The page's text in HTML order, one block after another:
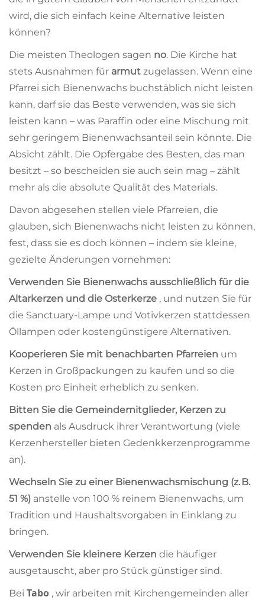
wird, die sich einfach keine Alternative leisten
können?
Die meisten Theologen sagen no. Die Kirche hat
stets Ausnahmen für armut zugelassen. Wenn eine
Pfarrei sich Bienenwachs buchstäblich nicht leisten
kann, darf sie das Beste verwenden, was sie sich
leisten kann – was Paraffin oder eine Mischung mit
sehr geringem Bienenwachsanteil sein könnte. Die
Absicht zählt. Die Opfergabe des Besten, das man
besitzt – so bescheiden sie auch sein mag – zählt
mehr als die absolute Qualität des Materials.
Davon abgesehen stellen viele Pfarreien, die
glauben, sich Bienenwachs nicht leisten zu können,
fest, dass sie es doch können – indem sie kleine,
gezielte Änderungen vornehmen:
Verwenden Sie Bienenwachs ausschließlich für die
Altarkerzen und die Osterkerze , und nutzen Sie für
die Sanctuary-Lampe und Votivkerzen stattdessen
Öllampen oder kostengünstigere Alternativen.
Kooperieren Sie mit benachbarten Pfarreien um
Kerzen in Großpackungen zu kaufen und so die
Kosten pro Einheit erheblich zu senken.
Bitten Sie die Gemeindemitglieder, Kerzen zu
spenden als Ausdruck ihrer Verantwortung (viele
Kerzenhersteller bieten Gedenkkerzenprogramme
an).
Wechseln Sie zu einer Bienenwachsmischung (z. B.
51 %) anstelle von 100 % reinem Bienenwachs, um
Tradition und Haushaltsvorgaben in Einklang zu
bringen.
Verwenden Sie kleinere Kerzen die häufiger
ausgetauscht, aber pro Stück günstiger sind.
Bei Tabo , wir arbeiten mit Kirchengemeinden aller